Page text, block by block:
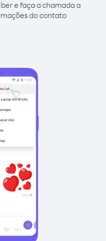
e faça a chamada a
do contato